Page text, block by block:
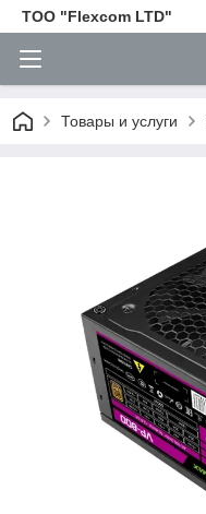
ТОО "Flexcom LTD"
Товары и услуги